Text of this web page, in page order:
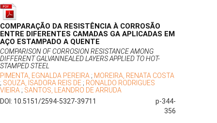
COMPARAÇÃO DA RESISTÊNCIA À CORROSÃO
ENTRE DIFERENTES CAMADAS GA APLICADAS EM
AÇO ESTAMPADO A QUENTE
COMPARISON OF CORROSION RESISTANCE AMONG
DIFFERENT GALVANNEALED LAYERS APPLIED TO HOT-
STAMPED STEEL
PIMENTA, EGNALDA PEREIRA ; MOREIRA, RENATA COSTA
; SOUZA, ISADORA REIS DE ; RONALDO RODRIGUES
VIEIRA ; SANTOS, LEANDRO DE ARRUDA
DOI: 10.5151/2594-5327-39711
p-344-
356